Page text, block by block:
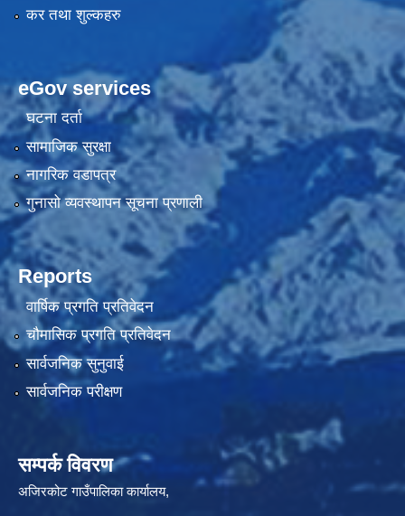
कर तथा शुल्कहरु
eGov services
घटना दर्ता
सामाजिक सुरक्षा
नागरिक वडापत्र
गुनासो व्यवस्थापन सूचना प्रणाली
Reports
वार्षिक प्रगति प्रतिवेदन
चौमासिक प्रगति प्रतिवेदन
सार्वजनिक सुनुवाई
सार्वजनिक परीक्षण
सम्पर्क विवरण
अजिरकोट गाउँपालिका कार्यालय,